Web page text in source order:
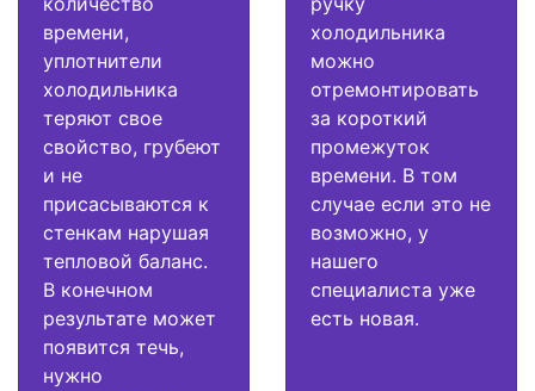
времени,
уплотнители
холодильника
теряют свое
свойство, грубеют
и не
присасываются к
стенкам нарушая
тепловой баланс.
В конечном
результате может
появится течь,
нужно
холодильника
можно
отремонтировать
за короткий
промежуток
времени. В том
случае если это не
возможно, у
нашего
специалиста уже
есть новая.